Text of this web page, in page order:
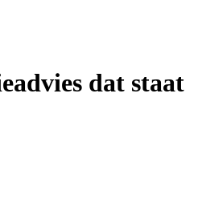
dat staat